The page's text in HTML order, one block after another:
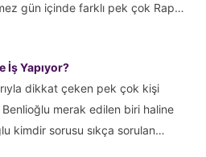
gün içinde farklı pek çok Rap…
İş Yapıyor?
dikkat çeken pek çok kişi
merak edilen biri haline
kimdir sorusu sıkça sorulan…